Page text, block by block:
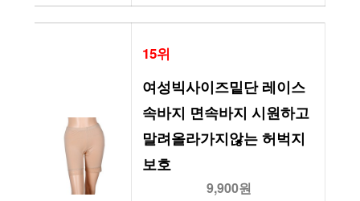
15위
여성빅사이즈밑단 레이스
속바지 면속바지 시원하고
말려올라가지않는 허벅지
보호
9,900원